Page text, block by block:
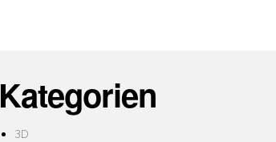
Kategorien
3D